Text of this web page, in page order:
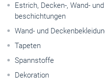
Estrich, Decken-, Wand-
beschichtungen
Wand- und
Tapeten
Spannstoffe
Dekoration